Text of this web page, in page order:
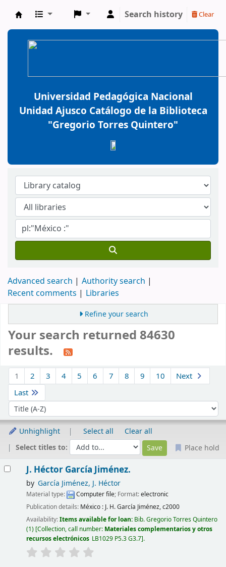
BiblioGTQ
Search history Clear
Universidad Pedagógica Nacional
Unidad Ajusco Catálogo de la Biblioteca
"Gregorio Torres Quintero"
Advanced search
Authority search
Recent comments
Libraries
Refine your search
Your search returned 84630
results.
1 2 3 4 5 6 7 8 9 10
Next
Last
Sort by:
Unhighlight Select all
Clear all
Select titles to:
Place hold
J. Héctor García Jiménez.
by García Jiménez, J. Héctor
Material type: Computer file; Format:electronic
Publication details: México : J. H. García Jiménez,c2000
Availability:Items available for loan: Bib. Gregorio Torres Quintero
(1) Collection, call number: Materiales complementarios y otros
recursos electrónicos LB1029 P5.3 G3.7 .